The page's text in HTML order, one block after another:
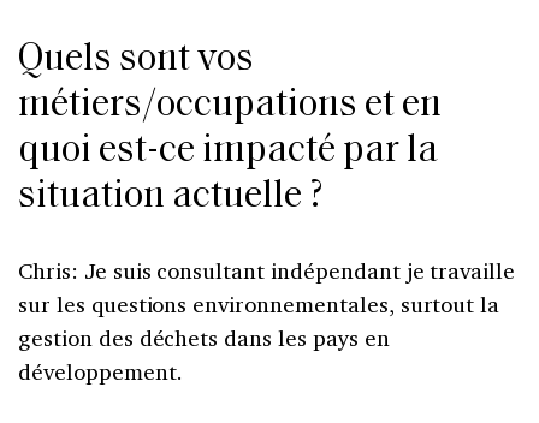
Quels sont vos
métiers/occupations et en
quoi est-ce impacté par la
situation actuelle ?
Chris: Je suis consultant indépendant je travaille
sur les questions environnementales, surtout la
gestion des déchets dans les pays en
développement.